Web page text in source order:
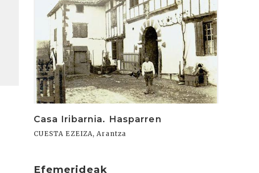
Casa Iribarnia. Hasparren
CUESTA EZEIZA, Arantza
Efemerideak